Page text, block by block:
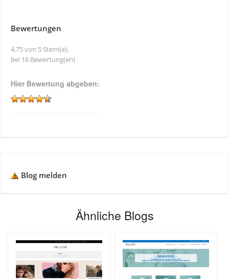
Bewertungen
4,75 von 5 Stern(e),
bei 16 Bewertung(en)
Hier Bewertung abgeben:
Blog melden
Ähnliche Blogs